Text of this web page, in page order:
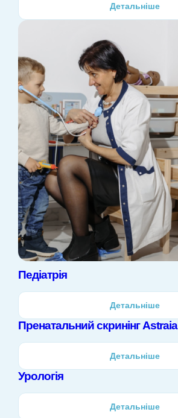
Детальніше
Педіатрія
Детальніше
Пренатальний скринінг Astraia
Детальніше
Урологія
Детальніше